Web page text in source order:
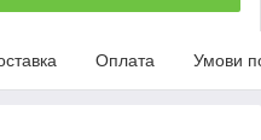
Оплата Умови